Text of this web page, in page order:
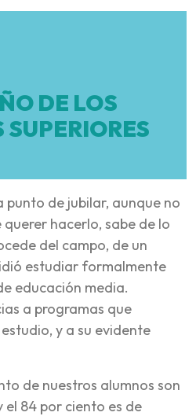
DE LOS
SUPERIORES
punto de jubilar, aunque no
hacerlo, sabe de lo
del campo, de un
estudiar formalmente
educación media.
a programas que
y a su evidente
de nuestros alumnos son
84 por ciento es de